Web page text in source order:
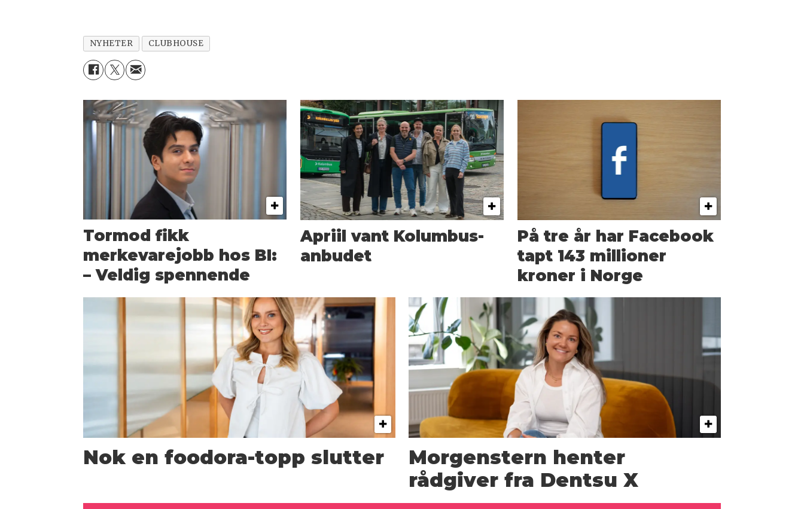
NYHETER CLUBHOUSE
Tormod fikk
merkevarejobb hos BI:
– Veldig spennende
Apriil vant Kolumbus-
anbudet
På tre år har Facebook
tapt 143 millioner
kroner i Norge
Nok en foodora-topp slutter
Morgenstern henter
rådgiver fra Dentsu X